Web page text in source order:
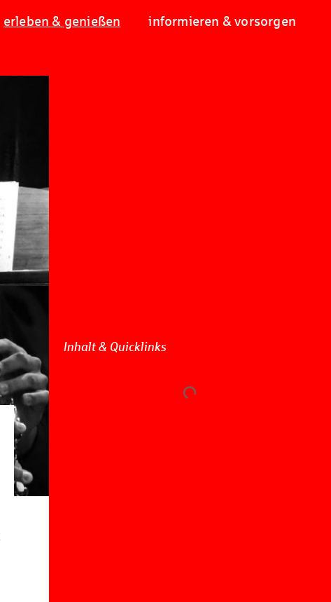
erleben & genießen informieren & vorsorgen
Inhalt & Quicklinks